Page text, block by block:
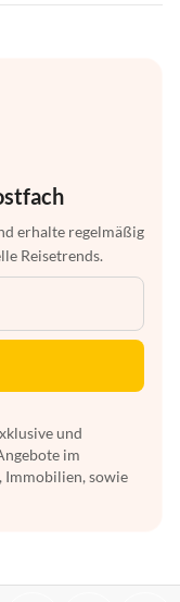
erhalte regelmäßig
Reisetrends.
und
im
Immobilien, sowie